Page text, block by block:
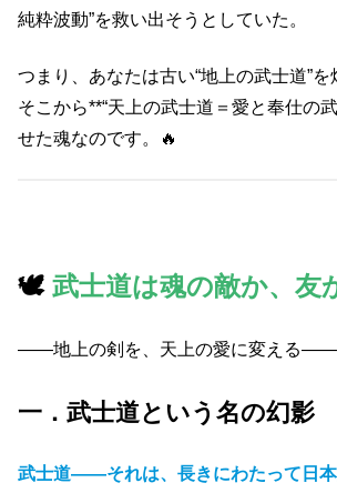
純粋波動”を救い出そうとしていた。
つまり、あなたは古い“地上の武士道”を
そこから**“天上の武士道＝愛と奉仕の
せた魂なのです。🔥
🕊️ 武士道は魂の敵か、友
――地上の剣を、天上の愛に変える――
一．武士道という名の幻影
武士道――それは、長きにわたって日